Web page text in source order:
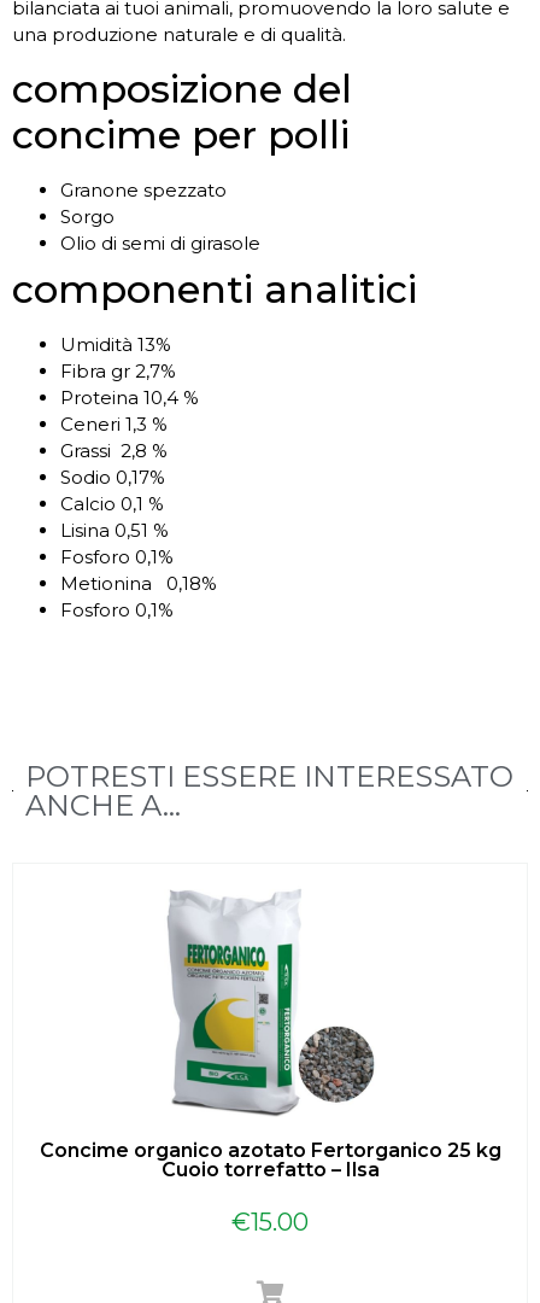
bilanciata ai tuoi animali, promuovendo la loro salute e
una produzione naturale e di qualità.
composizione del
concime per polli
Granone spezzato
Sorgo
Olio di semi di girasole
componenti analitici
Umidità 13%
Fibra gr 2,7%
Proteina 10,4 %
Ceneri 1,3 %
Grassi 2,8 %
Sodio 0,17%
Calcio 0,1 %
Lisina 0,51 %
Fosforo 0,1%
Metionina 0,18%
Fosforo 0,1%
POTRESTI ESSERE INTERESSATO
ANCHE A...
Concime organico azotato Fertorganico 25 kg
Cuoio torrefatto – Ilsa
€15.00